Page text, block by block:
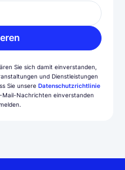
Sie sich damit einverstanden,
und Dienstleistungen
Sie unsere Datenschutzrichtlinie
Mail-Nachrichten einverstanden